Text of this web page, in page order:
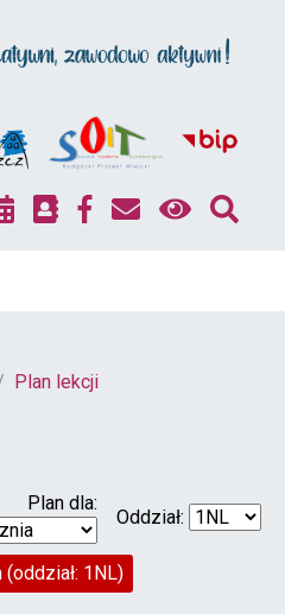
Plan lekcji
Plan dla:
Oddział:
1NL)